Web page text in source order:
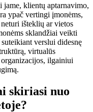
jame, klientų aptarnavimo,
ypač vertingi įmonėms,
išteklių ar vietos
sklandžiai veikti
verslui didesnę
virtualūs
ilgainiui
skiriasi nuo